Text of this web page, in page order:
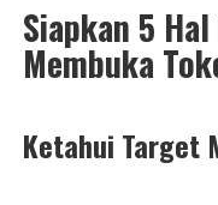
Siapkan 5
Membuka
Ketahui Target